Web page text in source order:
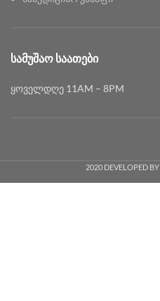
ᲡᲐᲛᲣᲨᲐᲝ ᲡᲐᲐᲗᲔᲑᲘ
ყოველდღე 11AM – 8PM
2020 DEVELOPED BY